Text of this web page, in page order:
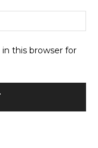
this browser for